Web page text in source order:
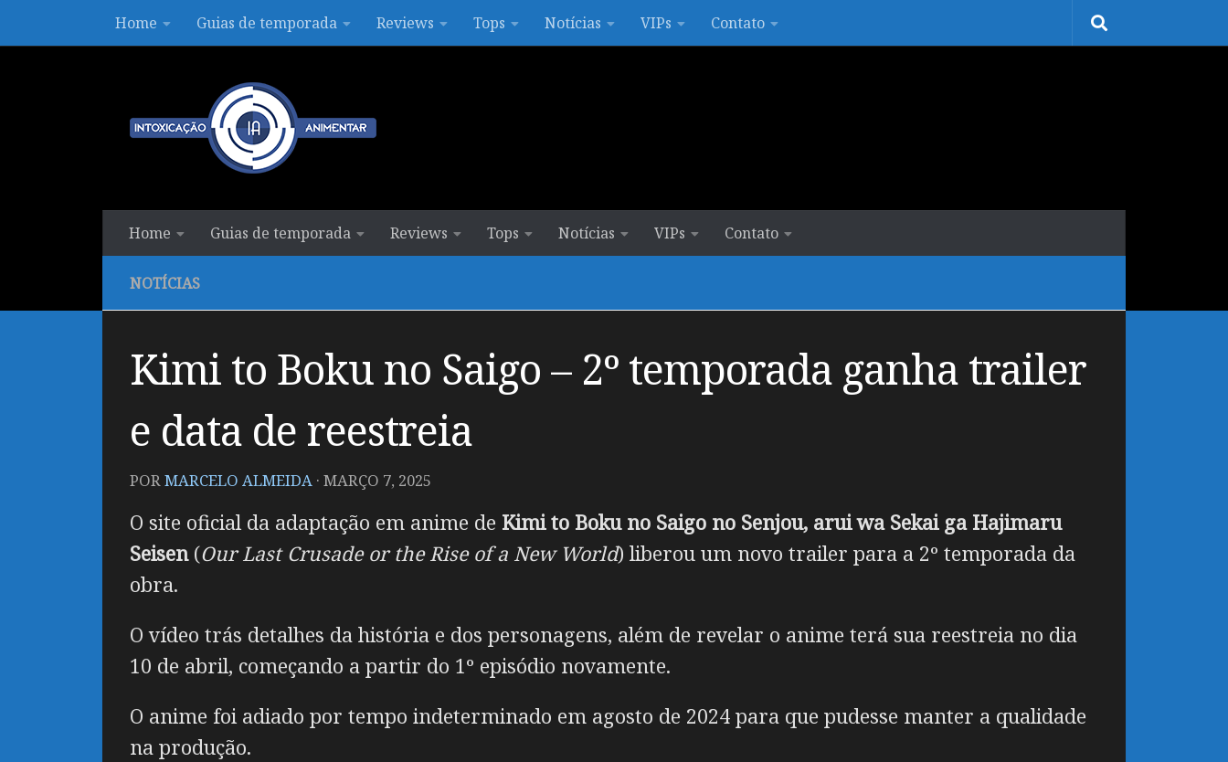
Skip to contentHome Guias de temporada Reviews Tops Notícias VIPs Contato
Home Guias de temporada Reviews Tops Notícias VIPs Contato
NOTÍCIAS
Kimi to Boku no Saigo – 2º temporada ganha trailer
e data de reestreia
PORMARCELO ALMEIDA · MARÇO 7, 2025
O site oficial da adaptação em anime de Kimi to Boku no Saigo no Senjou, arui wa Sekai ga Hajimaru
Seisen(Our Last Crusade or the Rise of a New World) liberou um novo trailer para a 2º temporada da
obra.
O vídeo trás detalhes da história e dos personagens, além de revelar o anime terá sua reestreia no dia
10 de abril, começando a partir do 1º episódio novamente.
O anime foi adiado por tempo indeterminado em agosto de 2024 para que pudesse manter a qualidade
na produção.